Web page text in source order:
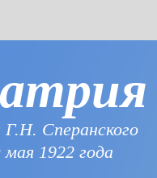
Сперанского
мая 1922 года